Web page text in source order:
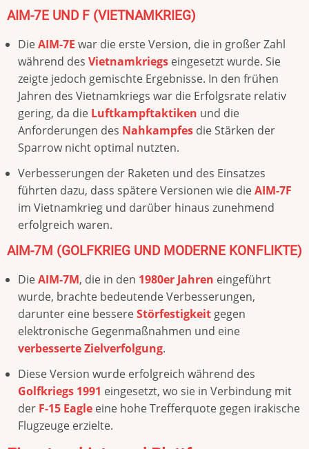
AIM-7E UND F (VIETNAMKRIEG)
DieAIM-7E war die erste Version, die in großer Zahl
während des Vietnamkriegs eingesetzt wurde. Sie
zeigte jedoch gemischte Ergebnisse. In den frühen
Jahren des Vietnamkriegs war die Erfolgsrate relativ
gering, da die Luftkampftaktiken und die
Anforderungen des Nahkampfes die Stärken der
Sparrow nicht optimal nutzten.
Verbesserungen der Raketen und des Einsatzes
führten dazu, dass spätere Versionen wie dieAIM-7F
im Vietnamkrieg und darüber hinaus zunehmend
erfolgreich waren.
AIM-7M (GOLFKRIEG UND MODERNE KONFLIKTE)
DieAIM-7M, die in den 1980er Jahren eingeführt
wurde, brachte bedeutende Verbesserungen,
darunter eine bessereStörfestigkeit gegen
elektronische Gegenmaßnahmen und eine
verbesserte Zielverfolgung.
Diese Version wurde erfolgreich während des
Golfkriegs 1991 eingesetzt, wo sie in Verbindung mit
der F-15 Eagle eine hohe Trefferquote gegen irakische
Flugzeuge erzielte.